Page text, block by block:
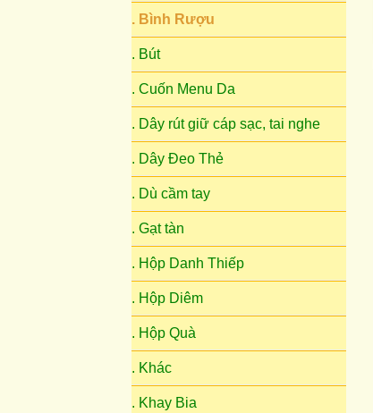
. Bình Rượu
. Bút
. Cuốn Menu Da
. Dây rút giữ cáp sạc, tai nghe
. Dây Đeo Thẻ
. Dù cầm tay
. Gạt tàn
. Hộp Danh Thiếp
. Hộp Diêm
. Hộp Quà
. Khác
. Khay Bia